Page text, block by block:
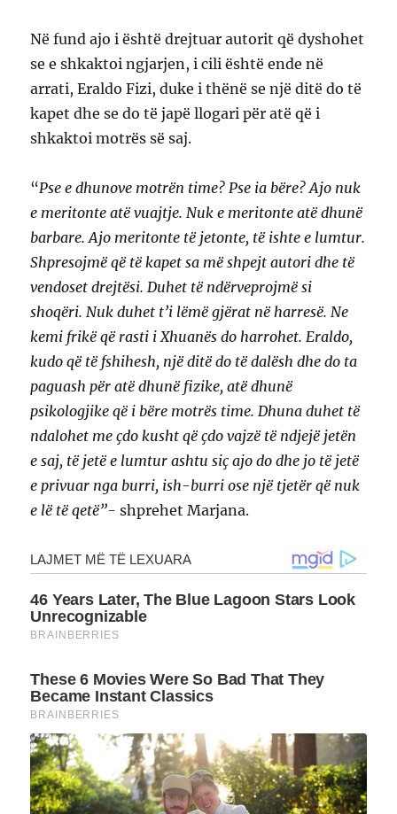
Në fund ajo i është drejtuar autorit që dyshohet
se e shkaktoi ngjarjen, i cili është ende në
arrati, Eraldo Fizi, duke i thënë se një ditë do të
kapet dhe se do të japë llogari për atë që i
shkaktoi motrës së saj.
“Pse e dhunove motrën time? Pse ia bëre? Ajo nuk
e meritonte atë vuajtje. Nuk e meritonte atë dhunë
barbare. Ajo meritonte të jetonte, të ishte e lumtur.
Shpresojmë që të kapet sa më shpejt autori dhe të
vendoset drejtësi. Duhet të ndërveprojmë si
shoqëri. Nuk duhet t’i lëmë gjërat në harresë. Ne
kemi frikë që rasti i Xhuanës do harrohet. Eraldo,
kudo që të fshihesh, një ditë do të dalësh dhe do ta
paguash për atë dhunë fizike, atë dhunë
psikologjike që i bëre motrës time. Dhuna duhet të
ndalohet me çdo kusht që çdo vajzë të ndjejë jetën
e saj, të jetë e lumtur ashtu siç ajo do dhe jo të jetë
e privuar nga burri, ish-burri ose një tjetër që nuk
e lë të qetë”- shprehet Marjana.